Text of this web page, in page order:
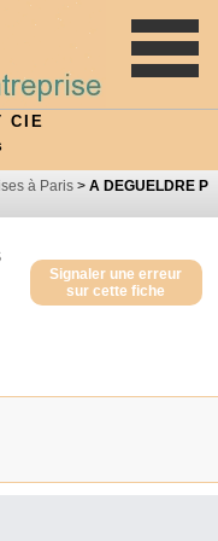
CIE
à Paris > A DEGUELDRE P
Signaler une erreur
sur cette fiche